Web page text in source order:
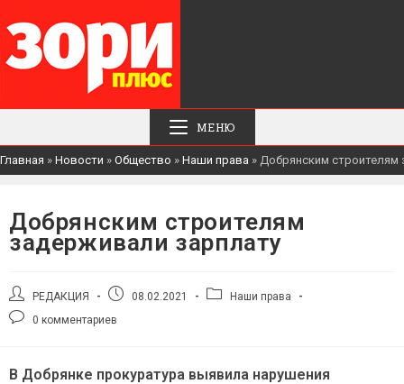
МЕНЮ
Главная » Новости » Общество » Наши права » Добрянским строителям
Добрянским строителям
задерживали зарплату
Автор
записи:
РЕДАКЦИЯ
Запись08.02.2021
РубрикаНаши права
Комментарии
0 комментариев
В Добрянке прокуратура выявила нарушения